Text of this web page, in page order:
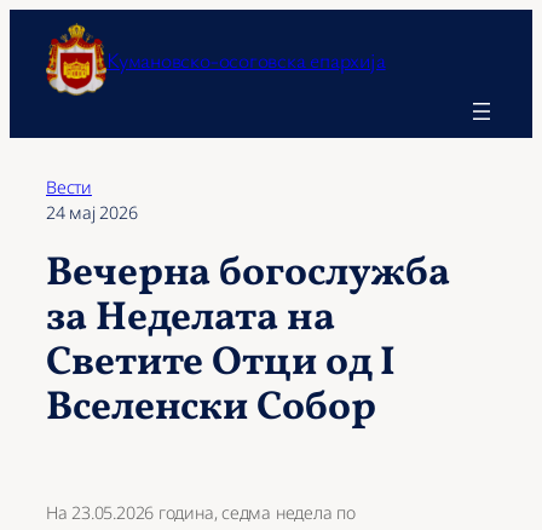
содржината Кумановско-осоговска епархија
Вести
24 мај 2026
Вечерна богослужба
за Неделата на
Светите Отци од I
Вселенски Собор
На 23.05.2026 година, седма недела по